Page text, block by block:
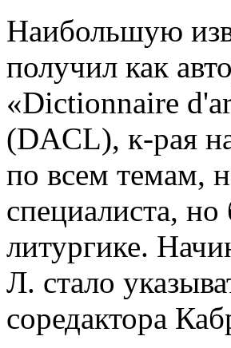
Наибольшую
получил как
«Dictionnaire
(DACL), к-рая
по всем темам,
специалиста,
литургике.
Л. стало
соредактора